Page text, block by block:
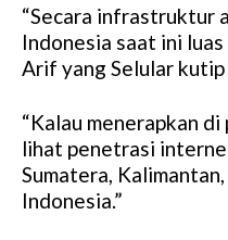
“Secara infrastruktur
Indonesia saat ini
Arif yang Selular
“Kalau menerapkan
lihat penetrasi
Sumatera,
Indonesia.”